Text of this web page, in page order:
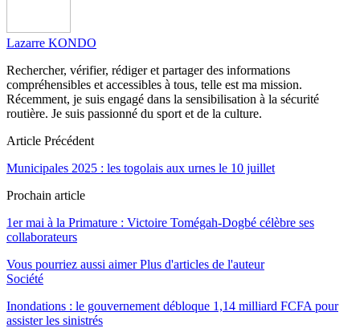
Lazarre KONDO
Rechercher, vérifier, rédiger et partager des informations
compréhensibles et accessibles à tous, telle est ma mission.
Récemment, je suis engagé dans la sensibilisation à la sécurité
routière. Je suis passionné du sport et de la culture.
Article Précédent
Municipales 2025 : les togolais aux urnes le 10 juillet
Prochain article
1er mai à la Primature : Victoire Tomégah-Dogbé célèbre ses
collaborateurs
Vous pourriez aussi aimer Plus d'articles de l'auteur
Société
Inondations : le gouvernement débloque 1,14 milliard FCFA pour
assister les sinistrés